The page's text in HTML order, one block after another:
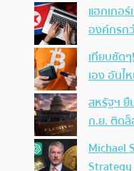
แฮกเกอร์
องค์กรก
เทียบชัด
เอง อันไ
สหรัฐฯ ยื
ก.ย. ติดล็
Michael